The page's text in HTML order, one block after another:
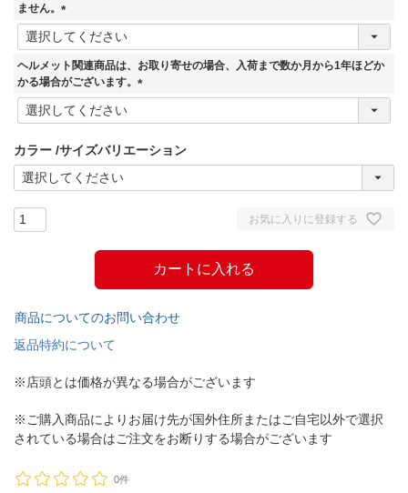
ません。
(
必
須
)
ヘルメット関連商品は、お取り寄せの場合、入荷まで数か月から1年ほどか
かる場合がございます。
(
)
カラー サイズバリエーション
お気に入りに登録する
カートに入れる
商品についてのお問い合わせ
返品特約について
※店頭とは価格が異なる場合がございます
※ご購入商品によりお届け先が国外住所またはご自宅以外で選択
されている場合はご注文をお断りする場合がございます
0件